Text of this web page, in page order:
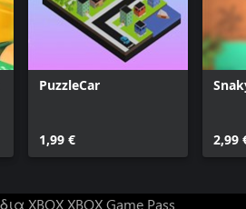
PuzzleCar
1,99 € 2,99
XBOXXBOX Game Pass